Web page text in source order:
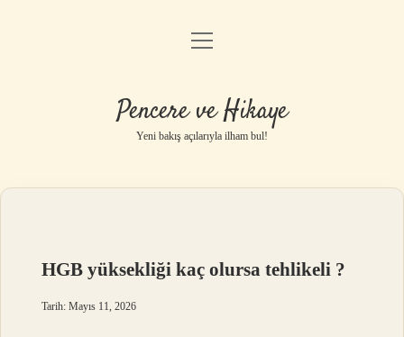
Anasayfa
Yasal Uyarı
menüyü
Pencere ve Hikaye
Yeni bakış açılarıyla ilham bul!
HGB yüksekliği kaç olursa tehlikeli ?
Tarih: Mayıs 11, 2026